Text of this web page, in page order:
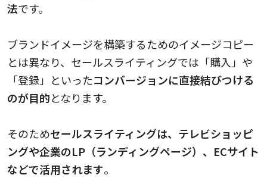
法です。
ブランドイメージを構築するためのイメージコピー
とは異なり、セールスライティングでは「購入」や
「登録」といったコンバージョンに直接結びつける
のが目的となります。
そのためセールスライティングは、テレビショッピ
ングや企業のLP（ランディングページ）、ECサイト
などで活用されます。